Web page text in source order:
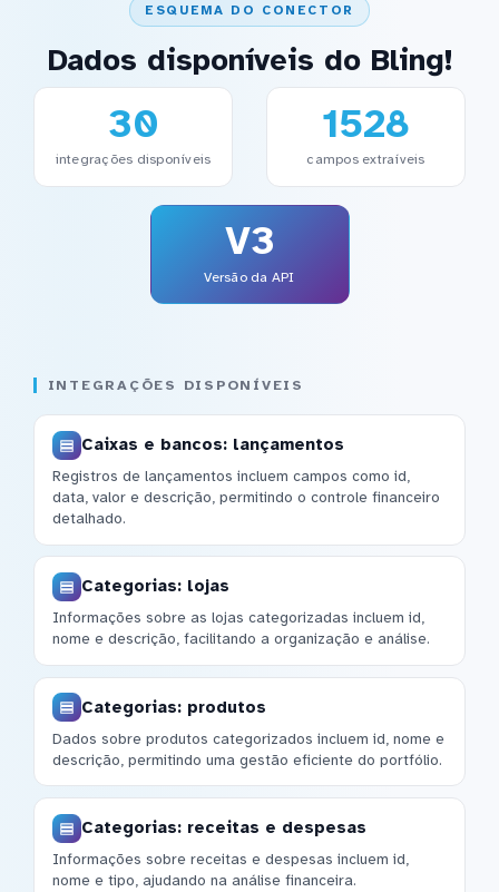
ESQUEMA DO CONECTOR
Dados disponíveis do Bling!
30
integrações disponíveis
1528
campos extraíveis
V3
Versão da API
INTEGRAÇÕES DISPONÍVEIS
Caixas e bancos: lançamentos
Registros de lançamentos incluem campos como id,
data, valor e descrição, permitindo o controle financeiro
detalhado.
Categorias: lojas
Informações sobre as lojas categorizadas incluem id,
nome e descrição, facilitando a organização e análise.
Categorias: produtos
Dados sobre produtos categorizados incluem id, nome e
descrição, permitindo uma gestão eficiente do portfólio.
Categorias: receitas e despesas
Informações sobre receitas e despesas incluem id,
nome e tipo, ajudando na análise financeira.